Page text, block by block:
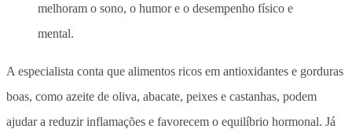
melhoram o sono, o humor e o desempenho físico e
mental.
A especialista conta que alimentos ricos em antioxidantes e gorduras
boas, como azeite de oliva, abacate, peixes e castanhas, podem
ajudar a reduzir inflamações e favorecem o equilíbrio hormonal. Já